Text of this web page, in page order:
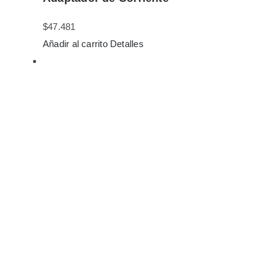
$47.481
Añadir al carrito Detalles